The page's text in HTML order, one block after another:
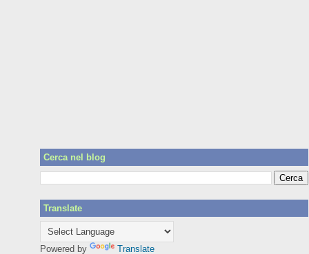
Cerca nel blog
Translate
Powered by Translate